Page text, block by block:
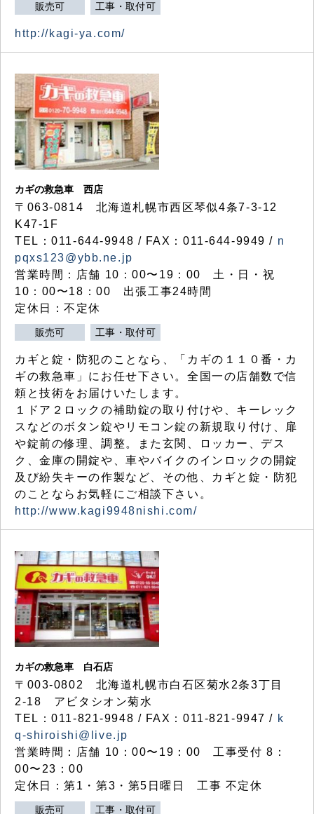
販売可 工事・取付可
http://kagi-ya.com/
カギの救急車 西店
〒063-0814 北海道札幌市西区琴似4条7-3-12
K47-1F
TEL：011-644-9948 / FAX：011-644-9949 / n
pqxs123@ybb.ne.jp
営業時間：店舗 10：00〜19：00 土・日・祝
10：00〜18：00 出張工事24時間
定休日：不定休
販売可 工事・取付可
カギと錠・防犯のことなら、「カギの１１０番・カ
ギの救急車」にお任せ下さい。全国一の店舗数で信
頼と技術をお届けいたします。
１ドア２ロックの補助錠の取り付けや、キーレック
スなどのボタン錠やリモコン錠の新規取り付け、扉
や錠前の修理、調整。また玄関、ロッカー、デス
ク、金庫の開錠や、車やバイクのインロックの開錠
及び紛失キーの作製など、その他、カギと錠・防犯
のことならお気軽にご相談下さい。
http://www.kagi9948nishi.com/
カギの救急車 白石店
〒003-0802 北海道札幌市白石区菊水2条3丁目
2-18 アビタシオン菊水
TEL：011-821-9948 / FAX：011-821-9947 / k
q-shiroishi@live.jp
営業時間：店舗 10：00〜19：00 工事受付 8：
00〜23：00
定休日：第1・第3・第5日曜日 工事 不定休
販売可 工事・取付可